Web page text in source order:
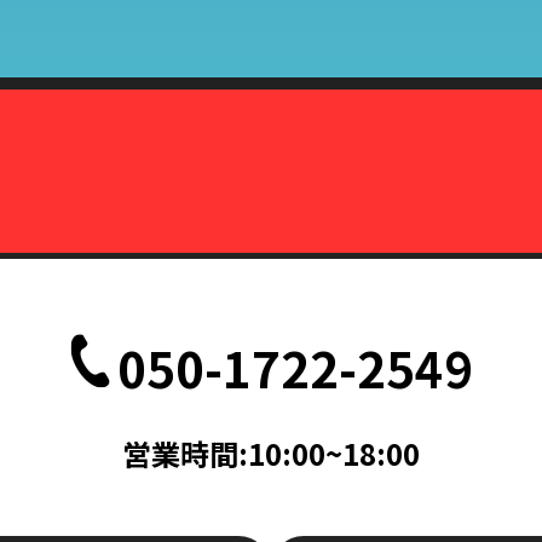
削除、または利用停止を求められたときは、当社の定める方法で本
載されている面の写しを含むこと。（国際運転免許証は除く）
金請求書は、発行日より3ヵ月以内で、現住所が記載されているもの
050-1722-2549
営業時間:10:00~18:00